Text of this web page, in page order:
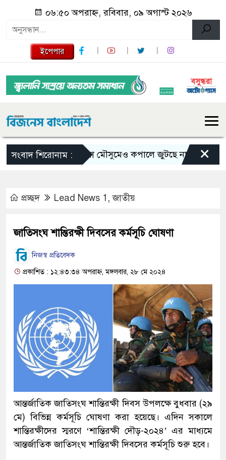
০৬:৫০ অপরাহ্ন, রবিবার, ০৯ অগাস্ট ২০২৬
ইপেপার
সংবাদ শিরোনাম :ভরা মৌসুমেও কপালে জুটছে না ইলিশ, দাম বেশ
×
প্রচ্ছদ Lead News 1 ,জাতীয়
জাতিসংঘ শান্তিরক্ষী দিবসের কর্মসূচি ঘোষণা
নিজস্ব প্রতিবেদক
প্রকাশিত : ১২:৪৩:৩৪ অপরাহ্ন, মঙ্গলবার, ২৮ মে ২০২৪
আন্তর্জাতিক জাতিসংঘ শান্তিরক্ষী দিবস উপলক্ষে বুধবার (২৯
মে) বিভিন্ন কর্মসূচি ঘোষণা করা হয়েছে। এদিন সকালে
শান্তিরক্ষীদের স্মরণে ‘শান্তিরক্ষী দৌড়-২০২৪’ এর মাধ্যমে
আন্তর্জাতিক জাতিসংঘ শান্তিরক্ষী দিবসের কর্মসূচি শুরু হবে।